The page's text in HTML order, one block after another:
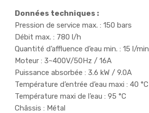
Données techniques :
Pression de service max. : 150 bars
Débit max. : 780 l/h
Quantité d’affluence d’eau min. : 15 l/min
Moteur : 3~400V/50Hz / 16A
Puissance absorbée : 3.6 kW / 9.0A
Température d’entrée d’eau maxi : 40 °C
Température maxi de l’eau : 95 °C
Châssis : Métal